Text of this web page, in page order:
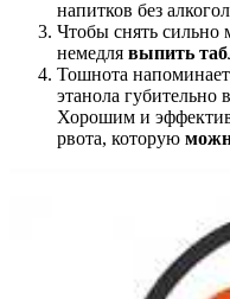
напитков без
Чтобы снять
немедля выпить
Тошнота
этанола губительно
Хорошим и
рвота, которую